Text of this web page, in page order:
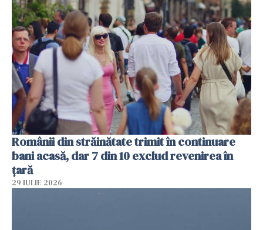
Românii din străinătate trimit în continuare
bani acasă, dar 7 din 10 exclud revenirea în
țară
29 IULIE 2026